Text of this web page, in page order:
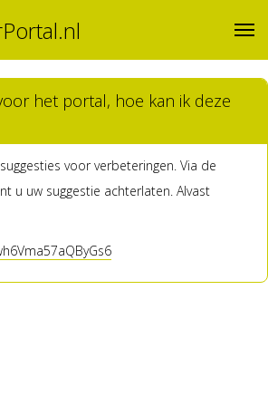
het portal, hoe kan ik deze
voor verbeteringen. Via de
u uw suggestie achterlaten. Alvast